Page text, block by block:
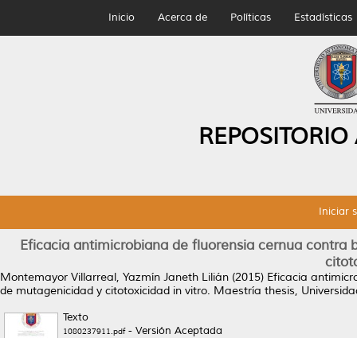
Inicio Acerca de Políticas Estadísticas
Iniciar
Eficacia antimicrobiana de fluorensia cernua
Montemayor Villarreal, Yazmín Janeth Lilián (2015) Eficacia
de mutagenicidad y citotoxicidad in vitro. Maestría thesis,
Texto
1080237911.pdf- Versión Aceptada